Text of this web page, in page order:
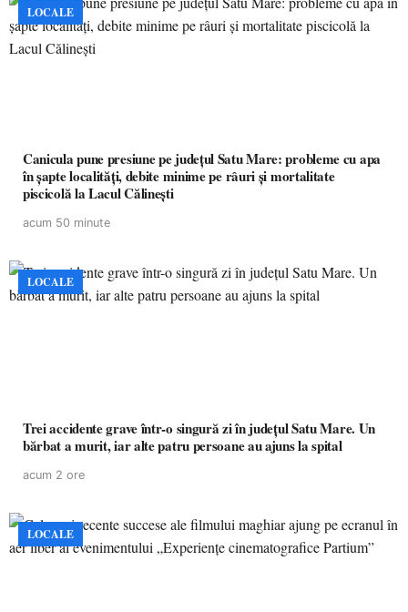
LOCALE
Canicula pune presiune pe județul Satu Mare: probleme cu apa
în șapte localități, debite minime pe râuri și mortalitate
piscicolă la Lacul Călinești
acum 50 minute
LOCALE
Trei accidente grave într-o singură zi în județul Satu Mare. Un
bărbat a murit, iar alte patru persoane au ajuns la spital
acum 2 ore
LOCALE